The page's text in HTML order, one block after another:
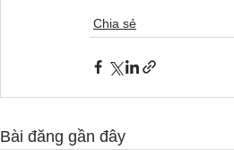
Chia sẻ
Bài đăng gần đây